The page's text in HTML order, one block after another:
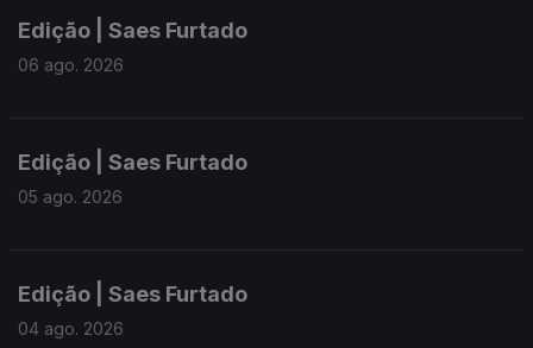
Edição | Saes Furtado
06 ago. 2026
Edição | Saes Furtado
05 ago. 2026
Edição | Saes Furtado
04 ago. 2026